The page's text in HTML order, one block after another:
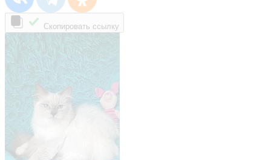
Скопировать ссылку